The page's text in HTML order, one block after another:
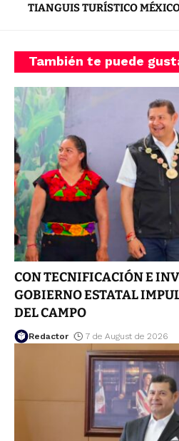
TIANGUIS TURÍSTICO
También te puede
CON TECNIFICACIÓN E
GOBIERNO ESTATAL
DEL CAMPO
Redactor 7 de August de 2026